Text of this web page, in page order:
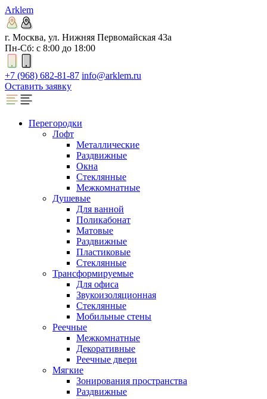
Arklem
г. Москва, ул. Нижняя Первомайская 43а
Пн-Сб: с 8:00 до 18:00
+7 (968) 682-81-87 info@arklem.ru
Оставить заявку
Перегородки
Лофт
Металлические
Раздвижные
Окна
Стеклянные
Межкомнатные
Душевые
Для ванной
Поликабонат
Матовые
Раздвижные
Пластиковые
Стеклянные
Трансформируемые
Для офиса
Звукоизоляционная
Стеклянные
Мобильные стены
Реечные
Межкомнатные
Декоративные
Реечные двери
Мягкие
Зонирования пространства
Раздвижные